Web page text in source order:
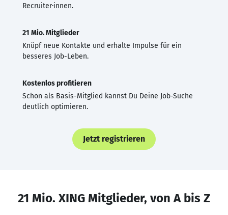
Recruiter·innen.
21 Mio. Mitglieder
Knüpf neue Kontakte und erhalte Impulse für ein
besseres Job-Leben.
Kostenlos profitieren
Schon als Basis-Mitglied kannst Du Deine Job-Suche
deutlich optimieren.
Jetzt registrieren
21 Mio. XING Mitglieder, von A bis Z